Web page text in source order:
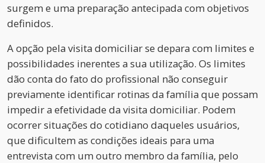
surgem e uma preparação antecipada com objetivos
definidos.
A opção pela visita domiciliar se depara com limites e
possibilidades inerentes a sua utilização. Os limites
dão conta do fato do profissional não conseguir
previamente identificar rotinas da família que possam
impedir a efetividade da visita domiciliar. Podem
ocorrer situações do cotidiano daqueles usuários,
que dificultem as condições ideais para uma
entrevista com um outro membro da família, pelo